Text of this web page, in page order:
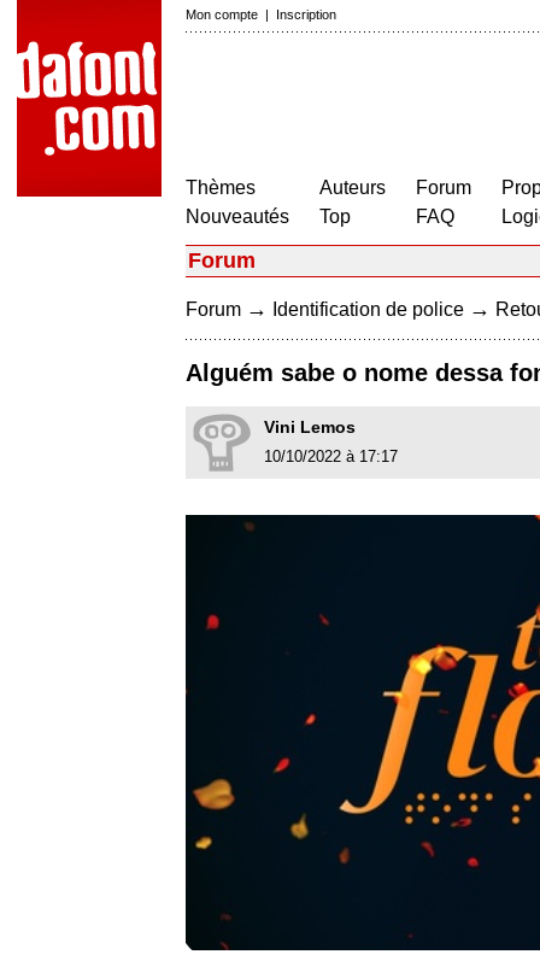
Mon compte | Inscription
Thèmes
Nouveautés
Auteurs
Top
Forum
FAQ
Forum
Forum → Identification de police →
Alguém sabe o nome dessa
Vini Lemos
10/10/2022 à 17:17